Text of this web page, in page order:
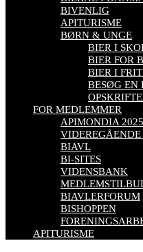
BIVENLIG
APITURISME
BØRN & UNGE
BIER I
BIER FOR
BIER I
BESØG EN
FOR MEDLEMMER
APIMONDIA
BIAVL
BI-SITES
VIDENSBANK
BIAVLERFORUM
BISHOPPEN
APITURISME